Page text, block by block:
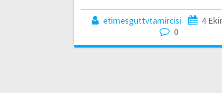
etimesguttvtamircisi
4
0